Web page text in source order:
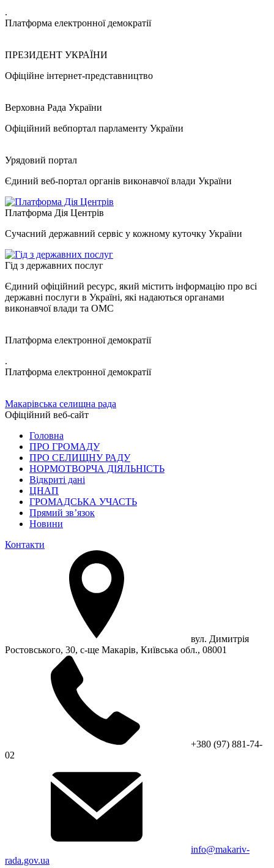
.
Платформа електронної демократії
ПРЕЗИДЕНТ УКРАЇНИ
Офіційне інтернет-представництво
Верховна Рада України
Офіційний вебпортал парламенту України
Урядовий портал
Єдиний веб-портал органів виконавчої влади України
Платформа Дія Центрів
Сучасний державний сервіс у кожному куточку України
Гід з державних послуг
Єдиний офіційний ресурс, який містить інформацію про всі
державні послуги в Україні, які надаються органами
виконавчої влади та ОМС
Платформа електронної демократії
.
Платформа електронної демократії
Макарівська селищна рада
Офіційний веб-сайт
Головна
ПРО ГРОМАДУ
ПРО СЕЛИЩНУ РАДУ
НОРМОТВОРЧА ДІЯЛЬНІСТЬ
Відкриті дані
ЦНАП
ГРОМАДСЬКА УЧАСТЬ
Прямий зв’язок
Новини
Контакти
вул. Димитрія
Ростовського, 30, с-ще Макарів, Київська обл., 08001
+380 (97) 881-74-
02
info@makariv-
rada.gov.ua